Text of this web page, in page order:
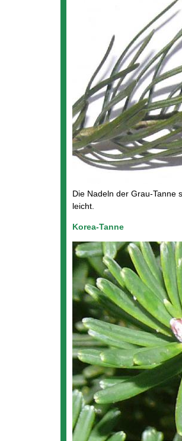
Die Nadeln der Grau-Tanne
leicht.
Korea-Tanne